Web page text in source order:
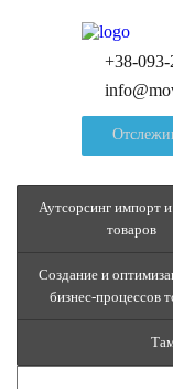
+38-
Аутсорсинг импорт
товаров
Создание и
бизнес-процессов